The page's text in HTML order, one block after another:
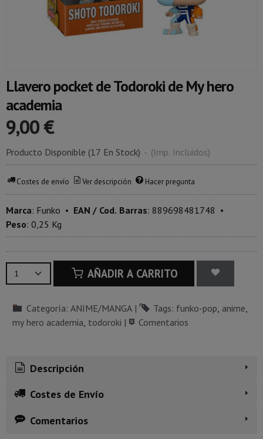
​Llavero pocket de Todoroki de My hero
academia
9,00 €
Producto Disponible (17 En Stock) - (Imp. Incluidos)
Costes de envío Ver descripción Hacer pregunta
Marca: Funko • EAN / Cod. Barras: 889698481748 •
Peso: 0,25 Kg
AÑADIR A CARRITO
Categoría: ANIME/MANGA | Tags: funko-pop anime
my hero academia todoroki | Comentarios
Descripción
Costes de Envío
Comentarios